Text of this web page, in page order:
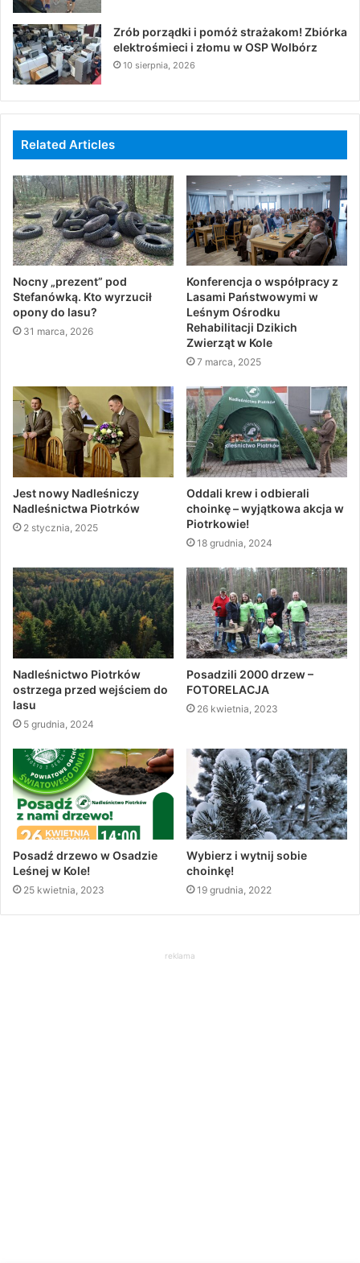
Zrób porządki i pomóż strażakom! Zbiórka
elektrośmieci i złomu w OSP Wolbórz
10 sierpnia, 2026
Related Articles
Nocny „prezent” pod
Stefanówką. Kto wyrzucił
opony do lasu?
31 marca, 2026
Konferencja o współpracy z
Lasami Państwowymi w
Leśnym Ośrodku
Rehabilitacji Dzikich
Zwierząt w Kole
7 marca, 2025
Jest nowy Nadleśniczy
Nadleśnictwa Piotrków
2 stycznia, 2025
Oddali krew i odbierali
choinkę – wyjątkowa akcja w
Piotrkowie!
18 grudnia, 2024
Nadleśnictwo Piotrków
ostrzega przed wejściem do
lasu
5 grudnia, 2024
Posadzili 2000 drzew –
FOTORELACJA
26 kwietnia, 2023
Posadź drzewo w Osadzie
Leśnej w Kole!
25 kwietnia, 2023
Wybierz i wytnij sobie
choinkę!
19 grudnia, 2022
reklama